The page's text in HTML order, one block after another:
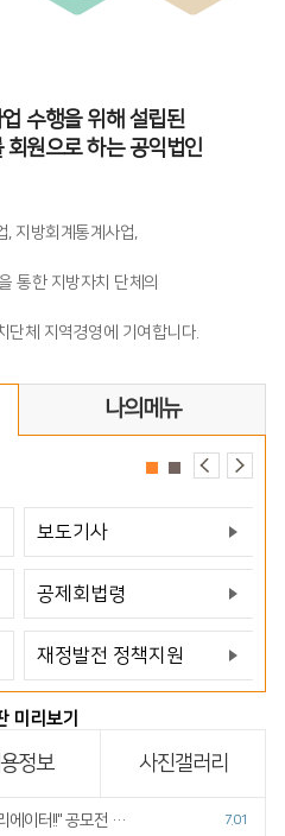
수행을 위해 설립된
원으로 하는 공익법인
, 지방회계통계사업,
통한 지방자치 단체의
단체 지역경영에 기여합니다.
보도기사
공제회법령
재정발전 정책지원
나의메뉴
미리보기
공모전 수상자 발표 2026.07.01
정보 사진갤러리